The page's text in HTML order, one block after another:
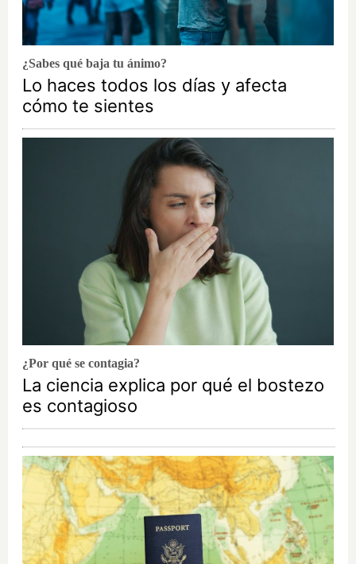
¿Sabes qué baja tu ánimo?
Lo haces todos los días y afecta
cómo te sientes
¿Por qué se contagia?
La ciencia explica por qué el bostezo
es contagioso